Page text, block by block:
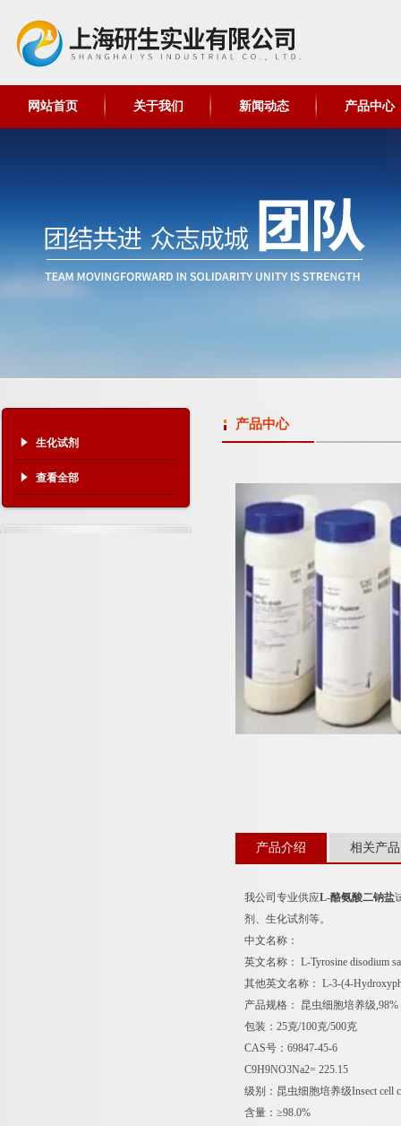
网站首页 关于我们 新闻动态 产品中心
生化试剂
查看全部
产品中心
产品介绍 相关产品
我公司专业供应L-酪氨酸二钠盐
剂、生化试剂等。
中文名称：
英文名称： L-Tyrosine disodium
其他英文名称： L-3-(4-
产品规格： 昆虫细胞培养级,98%
包装：25克/100克/500克
CAS号：69847-45-6
C9H9NO3Na2= 225.15
级别：昆虫细胞培养级Insect cell
含量：≥98.0%